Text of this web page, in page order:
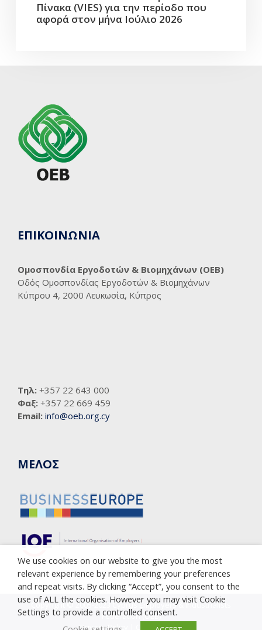
Πίνακα (VIES) για την περίοδο που
αφορά στον μήνα Ιούλιο 2026
ΕΠΙΚΟΙΝΩΝΙΑ
Ομοσπονδία Εργοδοτών & Βιομηχάνων (ΟΕΒ)
Οδός Ομοσπονδίας Εργοδοτών & Βιομηχάνων
Κύπρου 4, 2000 Λευκωσία, Κύπρος
Τηλ: +357 22 643 000
Φαξ: +357 22 669 459
Email: info@oeb.org.cy
ΜΕΛΟΣ
Copyright © 2005-2023 Cyprus Employers & Industrialists
Federation (OEB)
Privacy Policy
Cookie Policy
We use cookies on our website to give you the most
relevant experience by remembering your preferences
and repeat visits. By clicking “Accept”, you consent to the
use of ALL the cookies. However you may visit Cookie
Settings to provide a controlled consent.